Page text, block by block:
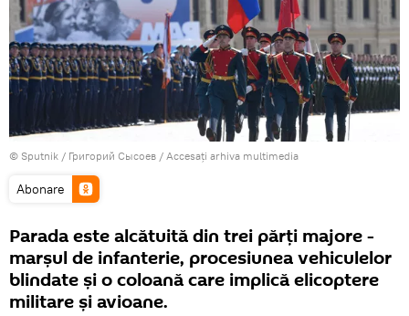
© Sputnik / Григорий Сысоев / Accesați arhiva multimedia
Abonare
Parada este alcătuită din trei părți majore -
marșul de infanterie, procesiunea vehiculelor
blindate și o coloană care implică elicoptere
militare și avioane.